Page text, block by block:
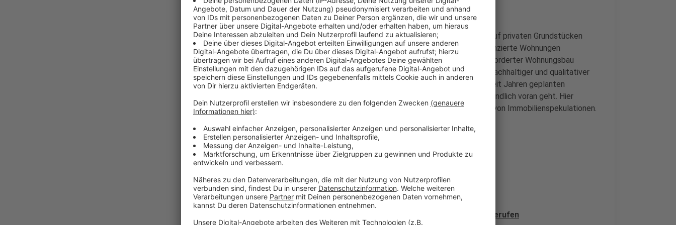
Für günstigen Wohnraum soll die "Quotierungsregelung" sorgen. Auf privaten Grundstücken
werden demnach je zur Hälfte öffentlich geförderte und frei finanzierte Wohnungen
entstehen, auf städtischen Grundstücken wird ausschließlich geförderter Wohnungsbau
realisiert. Das "Düsseldorfer Baulandmodell" soll bewirken, dass nachhaltiger und qualitativer
gebaut wird. Außerdem will die Stadt dafür sorgen, dass es mit seit Jahren geplanten
Wohnvierteln in Gerresheim, Oberbilk, Benrath und Mörsenbroich endlich voran geht. Hier
warten 5.000 Wohneinheiten auf den Baustart, zumeist aufgrund von Immobilienspekulationen.
Anzeige
Weitere Infos und Links zum Thema:
Anzeige
Oberbürgermeister Keller hat eine "Wohnbauoffensive" ausgerufen